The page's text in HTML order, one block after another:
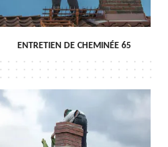
ENTRETIEN DE CHEMINÉE 65